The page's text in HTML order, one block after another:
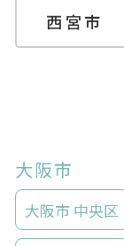
西宮市
大阪市
大阪市 中央区